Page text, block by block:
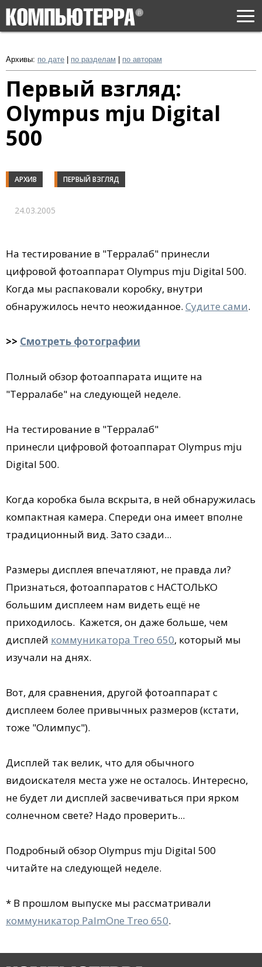
Архивы: по дате по разделам по авторам
Первый взгляд:
Olympus mju Digital
500
АРХИВ ПЕРВЫЙ ВЗГЛЯД
24.03.2005
На тестирование в "Терралаб" принесли
цифровой фотоаппарат Olympus mju Digital 500.
Когда мы распаковали коробку, внутри
обнаружилось нечто неожиданное. Судите сами.
>> Смотреть фотографии
Полный обзор фотоаппарата ищите на
"Терралабе" на следующей неделе.
На тестирование в "Терралаб"
принесли цифровой фотоаппарат Olympus mju
Digital 500.
Когда коробка была вскрыта, в ней обнаружилась
компактная камера. Спереди она имеет вполне
традиционный вид. Зато сзади...
Размеры дисплея впечатляют, не правда ли?
Признаться, фотоаппаратов с НАСТОЛЬКО
большим дисплеем нам видеть ещё не
приходилось. Кажется, он даже больше, чем
дисплей коммуникатора Treo 650, который мы
изучали на днях.
Вот, для сравнения, другой фотоаппарат с
дисплеем более привычных размеров (кстати,
тоже "Олимпус").
Дисплей так велик, что для обычного
видоискателя места уже не осталось. Интересно,
не будет ли дисплей засвечиваться при ярком
солнечном свете? Надо проверить...
Подробный обзор Olympus mju Digital 500
читайте на следующей неделе.
* В прошлом выпуске мы рассматривали
коммуникатор PalmOne Treo 650.